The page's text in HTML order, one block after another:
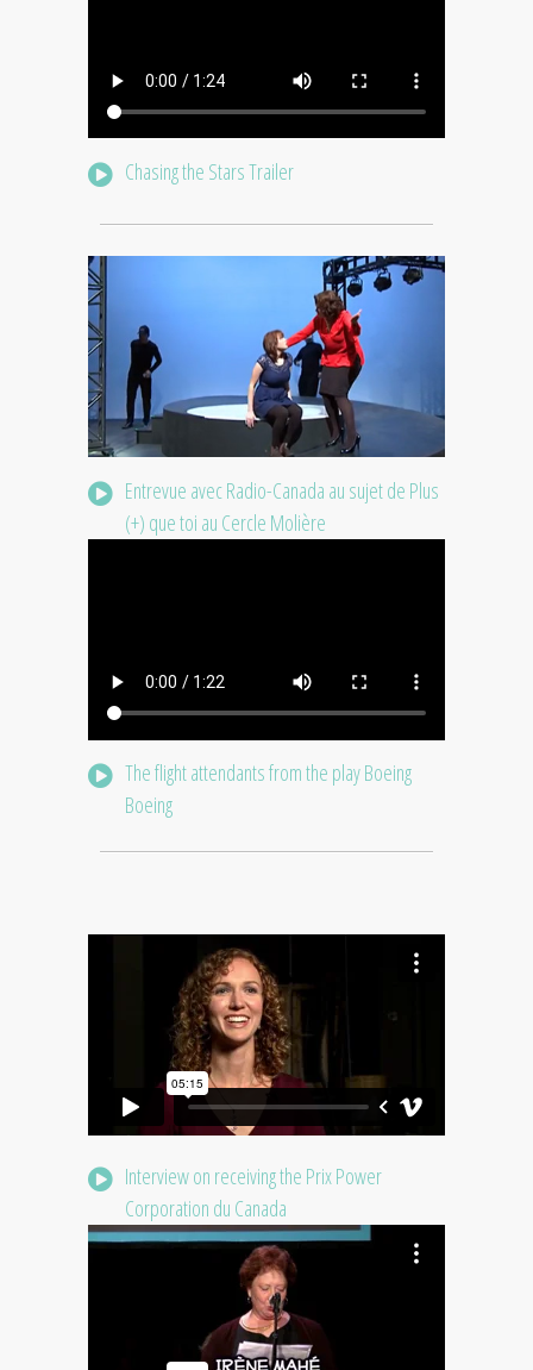
Chasing the Stars Trailer
Entrevue avec Radio-Canada au sujet de Plus
(+) que toi au Cercle Molière
The flight attendants from the play Boeing
Boeing
Interview on receiving the Prix Power
Corporation du Canada